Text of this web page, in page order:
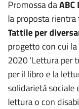
Promossa daABC
la proposta
Tattile per
progetto con cui
2020 ‘Lettura per
per il libro e la
solidarietà sociale
lettura o con